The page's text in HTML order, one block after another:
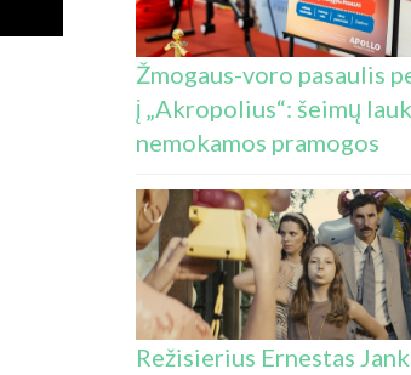
Žmogaus-voro pasaulis
į „Akropolius“: šeimų
nemokamos pramogos
Režisierius Ernestas